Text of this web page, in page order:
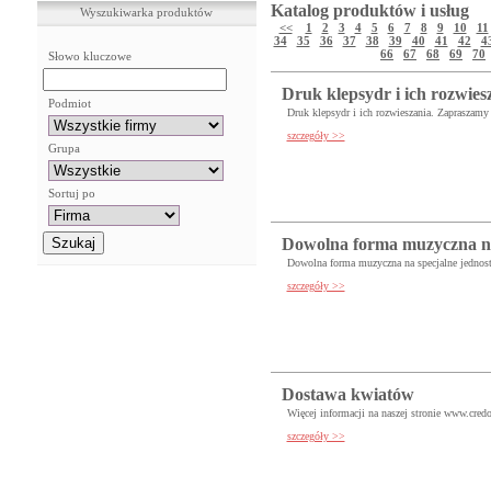
Wyszukiwarka produktów
Słowo kluczowe
Podmiot
Grupa
Sortuj po
Katalog produktów i usług
<< 1 2 3 4 5 6 7 8 9 10
11
34
35 36 37 38 39 40 41 42
66
67 68 69 70
Druk klepsydr i ich
Druk klepsydr i ich rozwieszania.
szczegóły >>
Dowolna forma muzyczna
Dowolna forma muzyczna na specjalne
szczegóły >>
Dostawa kwiatów
Więcej informacji na naszej stronie
szczegóły >>